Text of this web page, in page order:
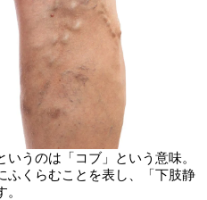
うのは「コブ」という意味。
ふくらむことを表し、「下肢静